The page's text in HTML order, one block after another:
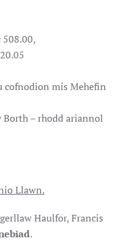
a Mehefin
20.05
mis Mehefin
– rhodd ariannol
Llawn.
Haulfor, Francis
.